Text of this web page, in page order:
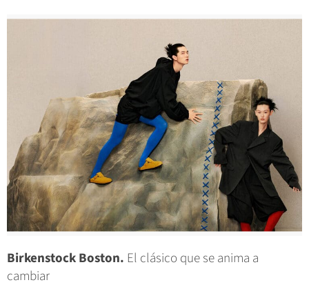
Birkenstock Boston. El clásico que se anima a
cambiar